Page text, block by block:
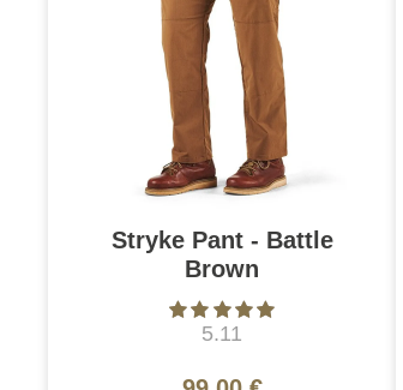
Stryke Pant - Battle
Brown
5.11